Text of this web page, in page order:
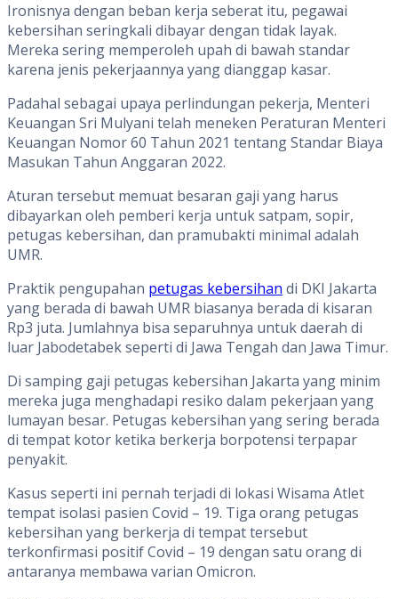
Ironisnya dengan beban kerja seberat itu, pegawai
kebersihan seringkali dibayar dengan tidak layak.
Mereka sering memperoleh upah di bawah standar
karena jenis pekerjaannya yang dianggap kasar.
Padahal sebagai upaya perlindungan pekerja, Menteri
Keuangan Sri Mulyani telah meneken Peraturan Menteri
Keuangan Nomor 60 Tahun 2021 tentang Standar Biaya
Masukan Tahun Anggaran 2022.
Aturan tersebut memuat besaran gaji yang harus
dibayarkan oleh pemberi kerja untuk satpam, sopir,
petugas kebersihan, dan pramubakti minimal adalah
UMR.
Praktik pengupahan petugas kebersihan di DKI Jakarta
yang berada di bawah UMR biasanya berada di kisaran
Rp3 juta. Jumlahnya bisa separuhnya untuk daerah di
luar Jabodetabek seperti di Jawa Tengah dan Jawa Timur.
Di samping gaji petugas kebersihan Jakarta yang minim
mereka juga menghadapi resiko dalam pekerjaan yang
lumayan besar. Petugas kebersihan yang sering berada
di tempat kotor ketika berkerja borpotensi terpapar
penyakit.
Kasus seperti ini pernah terjadi di lokasi Wisama Atlet
tempat isolasi pasien Covid – 19. Tiga orang petugas
kebersihan yang berkerja di tempat tersebut
terkonfirmasi positif Covid – 19 dengan satu orang di
antaranya membawa varian Omicron.